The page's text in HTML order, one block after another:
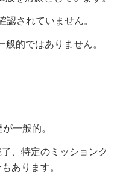
されていません。
的ではありません。
一般的。
、特定のミッションク
あります。